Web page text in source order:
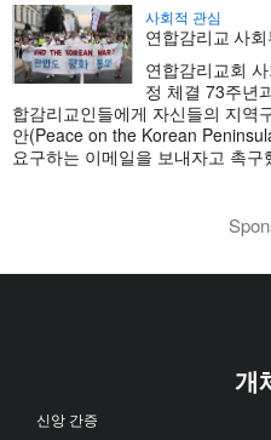
사회적 관심
연합감리교 사회
연합감리교회
정 체결 73주년
합감리교인들에게 자신들의 지역
안(Peace on the Korean
요구하는 이메일을 보내자고 촉구
개
신앙 간증